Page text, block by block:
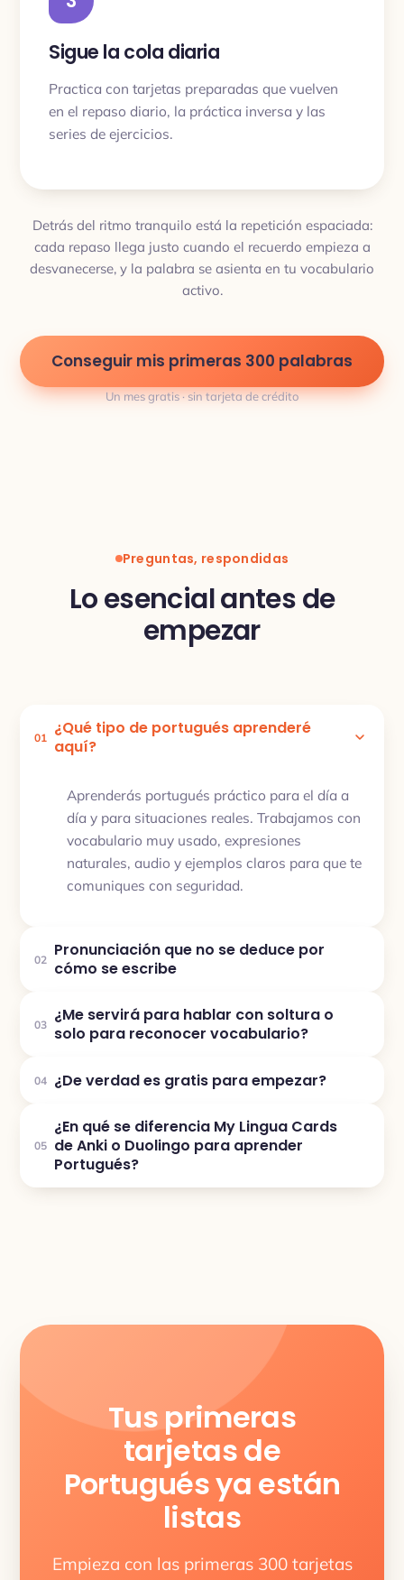
Sigue la cola diaria
Practica con tarjetas preparadas que vuelven
en el repaso diario, la práctica inversa y las
series de ejercicios.
Detrás del ritmo tranquilo está la repetición espaciada:
cada repaso llega justo cuando el recuerdo empieza a
desvanecerse, y la palabra se asienta en tu vocabulario
activo.
Conseguir mis primeras 300 palabras
Un mes gratis · sin tarjeta de crédito
Preguntas, respondidas
Lo esencial antes de
empezar
01 ¿Qué tipo de portugués aprenderé
aquí?
Aprenderás portugués práctico para el día a
día y para situaciones reales. Trabajamos con
vocabulario muy usado, expresiones
naturales, audio y ejemplos claros para que te
comuniques con seguridad.
02 Pronunciación que no se deduce por
cómo se escribe
03 ¿Me servirá para hablar con soltura o
solo para reconocer vocabulario?
04 ¿De verdad es gratis para empezar?
05
¿En qué se diferencia My Lingua Cards
de Anki o Duolingo para aprender
Portugués?
Tus primeras
tarjetas de
Portugués ya están
listas
Empieza con las primeras 300 tarjetas